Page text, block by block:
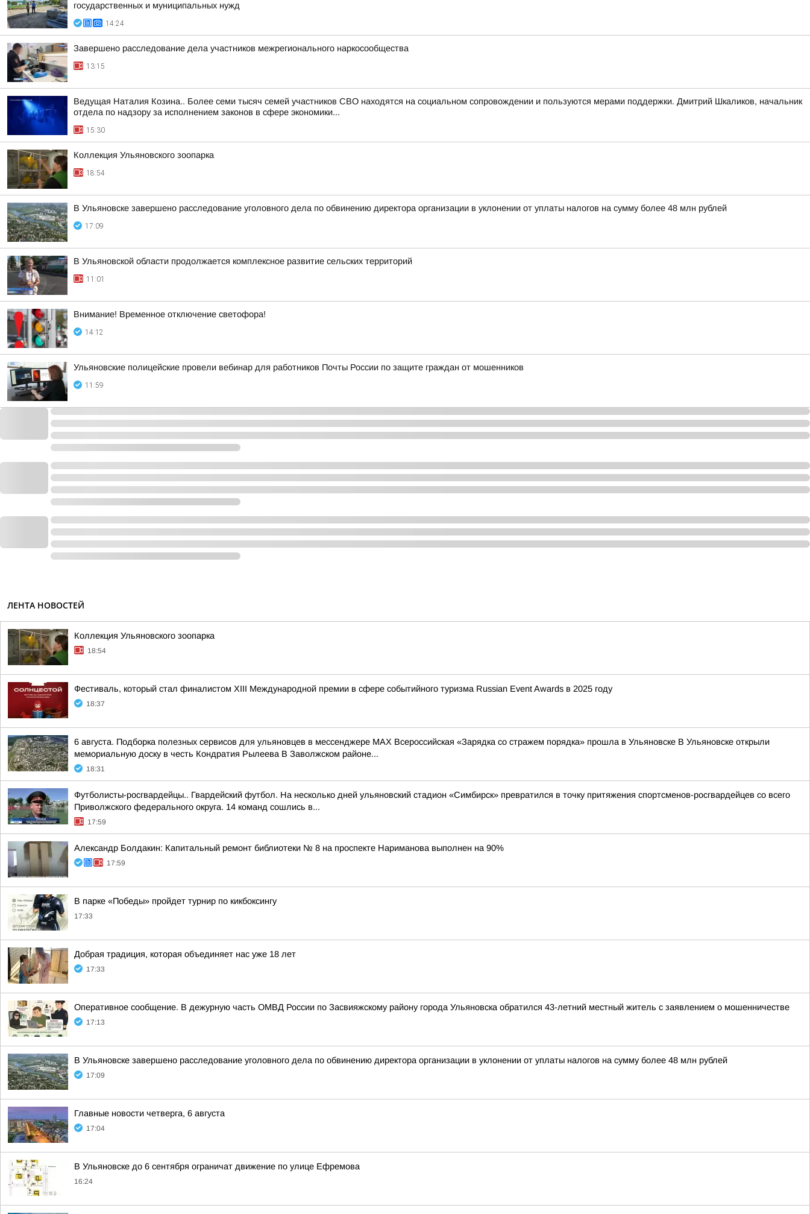
государственных и муниципальных нужд
14:24
Завершено расследование дела участников межрегионального наркосообщества
13:15
Ведущая Наталия Козина.. Более семи тысяч семей участников СВО находятся на социальном сопровождении и пользуются мерами поддержки. Дмитрий Шкаликов, начальник
отдела по надзору за исполнением законов в сфере экономики...
15:30
Коллекция Ульяновского зоопарка
18:54
В Ульяновске завершено расследование уголовного дела по обвинению директора организации в уклонении от уплаты налогов на сумму более 48 млн рублей
17:09
В Ульяновской области продолжается комплексное развитие сельских территорий
11:01
Внимание! Временное отключение светофора!
14:12
Ульяновские полицейские провели вебинар для работников Почты России по защите граждан от мошенников
11:59
ЛЕНТА НОВОСТЕЙ
Коллекция Ульяновского зоопарка
18:54
Фестиваль, который стал финалистом ХIII Международной премии в сфере событийного туризма Russian Event Awards в 2025 году
18:37
6 августа. Подборка полезных сервисов для ульяновцев в мессенджере MAX Всероссийская «Зарядка со стражем порядка» прошла в Ульяновске В Ульяновске открыли
мемориальную доску в честь Кондратия Рылеева В Заволжском районе...
18:31
Футболисты-росгвардейцы.. Гвардейский футбол. На несколько дней ульяновский стадион «Симбирск» превратился в точку притяжения спортсменов-росгвардейцев со всего
Приволжского федерального округа. 14 команд сошлись в...
17:59
Александр Болдакин: Капитальный ремонт библиотеки № 8 на проспекте Нариманова выполнен на 90%
17:59
В парке «Победы» пройдет турнир по кикбоксингу
17:33
Добрая традиция, которая объединяет нас уже 18 лет
17:33
Оперативное сообщение. В дежурную часть ОМВД России по Засвияжскому району города Ульяновска обратился 43-летний местный житель с заявлением о мошенничестве
17:13
В Ульяновске завершено расследование уголовного дела по обвинению директора организации в уклонении от уплаты налогов на сумму более 48 млн рублей
17:09
Главные новости четверга, 6 августа
17:04
В Ульяновске до 6 сентября ограничат движение по улице Ефремова
16:24